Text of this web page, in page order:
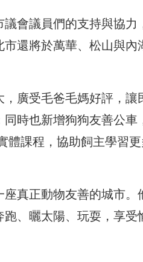
會議員們的支持與協力
還將於萬華、松山與內
廣受毛爸毛媽好評，讓
時也新增狗狗友善公車
體課程，協助飼主學習
真正動物友善的城市。
、曬太陽、玩耍，享受